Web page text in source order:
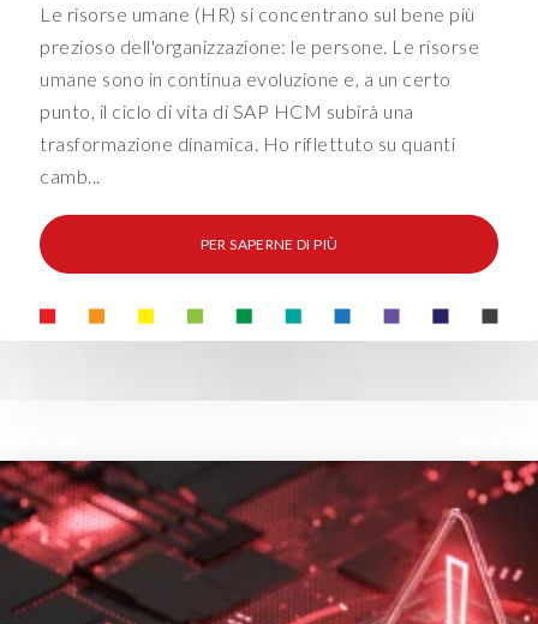
Le risorse umane (HR) si concentrano sul bene più
prezioso dell'organizzazione: le persone. Le risorse
umane sono in continua evoluzione e, a un certo
punto, il ciclo di vita di SAP HCM subirà una
trasformazione dinamica. Ho riflettuto su quanti
camb...
PER SAPERNE DI PIÙ